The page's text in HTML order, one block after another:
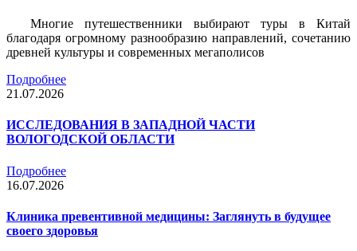
Многие путешественники выбирают туры в Китай
благодаря огромному разнообразию направлений, сочетанию
древней культуры и современных мегаполисов
Подробнее
21.07.2026
ИССЛЕДОВАНИЯ В ЗАПАДНОЙ ЧАСТИ
ВОЛОГОДСКОЙ ОБЛАСТИ
Подробнее
16.07.2026
Клиника превентивной медицины: Заглянуть в будущее
своего здоровья